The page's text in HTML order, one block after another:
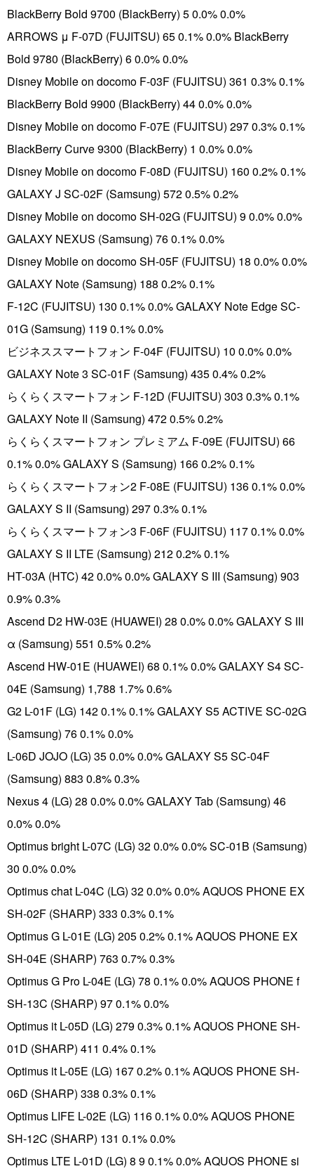
BlackBerry Bold 9700 (BlackBerry) 5 0.0% 0.0%
ARROWS μ F-07D (FUJITSU) 65 0.1% 0.0% BlackBerry
Bold 9780 (BlackBerry) 6 0.0% 0.0%
Disney Mobile on docomo F-03F (FUJITSU) 361 0.3% 0.1%
BlackBerry Bold 9900 (BlackBerry) 44 0.0% 0.0%
Disney Mobile on docomo F-07E (FUJITSU) 297 0.3% 0.1%
BlackBerry Curve 9300 (BlackBerry) 1 0.0% 0.0%
Disney Mobile on docomo F-08D (FUJITSU) 160 0.2% 0.1%
GALAXY J SC-02F (Samsung) 572 0.5% 0.2%
Disney Mobile on docomo SH-02G (FUJITSU) 9 0.0% 0.0%
GALAXY NEXUS (Samsung) 76 0.1% 0.0%
Disney Mobile on docomo SH-05F (FUJITSU) 18 0.0% 0.0%
GALAXY Note (Samsung) 188 0.2% 0.1%
F-12C (FUJITSU) 130 0.1% 0.0% GALAXY Note Edge SC-
01G (Samsung) 119 0.1% 0.0%
ビジネススマートフォン F-04F (FUJITSU) 10 0.0% 0.0%
GALAXY Note 3 SC-01F (Samsung) 435 0.4% 0.2%
らくらくスマートフォン F-12D (FUJITSU) 303 0.3% 0.1%
GALAXY Note II (Samsung) 472 0.5% 0.2%
らくらくスマートフォン プレミアム F-09E (FUJITSU) 66
0.1% 0.0% GALAXY S (Samsung) 166 0.2% 0.1%
らくらくスマートフォン2 F-08E (FUJITSU) 136 0.1% 0.0%
GALAXY S II (Samsung) 297 0.3% 0.1%
らくらくスマートフォン3 F-06F (FUJITSU) 117 0.1% 0.0%
GALAXY S II LTE (Samsung) 212 0.2% 0.1%
HT-03A (HTC) 42 0.0% 0.0% GALAXY S III (Samsung) 903
0.9% 0.3%
Ascend D2 HW-03E (HUAWEI) 28 0.0% 0.0% GALAXY S III
α (Samsung) 551 0.5% 0.2%
Ascend HW-01E (HUAWEI) 68 0.1% 0.0% GALAXY S4 SC-
04E (Samsung) 1,788 1.7% 0.6%
G2 L-01F (LG) 142 0.1% 0.1% GALAXY S5 ACTIVE SC-02G
(Samsung) 76 0.1% 0.0%
L-06D JOJO (LG) 35 0.0% 0.0% GALAXY S5 SC-04F
(Samsung) 883 0.8% 0.3%
Nexus 4 (LG) 28 0.0% 0.0% GALAXY Tab (Samsung) 46
0.0% 0.0%
Optimus bright L-07C (LG) 32 0.0% 0.0% SC-01B (Samsung)
30 0.0% 0.0%
Optimus chat L-04C (LG) 32 0.0% 0.0% AQUOS PHONE EX
SH-02F (SHARP) 333 0.3% 0.1%
Optimus G L-01E (LG) 205 0.2% 0.1% AQUOS PHONE EX
SH-04E (SHARP) 763 0.7% 0.3%
Optimus G Pro L-04E (LG) 78 0.1% 0.0% AQUOS PHONE f
SH-13C (SHARP) 97 0.1% 0.0%
Optimus it L-05D (LG) 279 0.3% 0.1% AQUOS PHONE SH-
01D (SHARP) 411 0.4% 0.1%
Optimus it L-05E (LG) 167 0.2% 0.1% AQUOS PHONE SH-
06D (SHARP) 338 0.3% 0.1%
Optimus LIFE L-02E (LG) 116 0.1% 0.0% AQUOS PHONE
SH-12C (SHARP) 131 0.1% 0.0%
Optimus LTE L-01D (LG) 8 9 0.1% 0.0% AQUOS PHONE si